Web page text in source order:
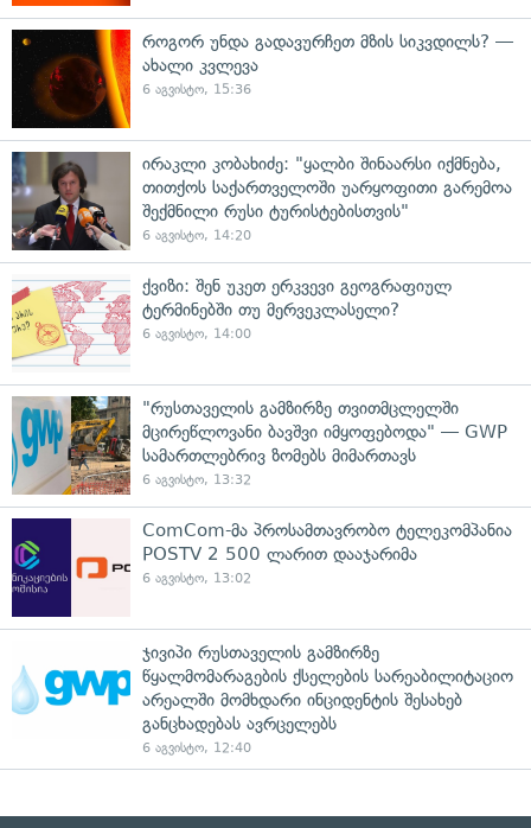
როგორ უნდა გადავურჩეთ მზის სიკვდილს? —
ახალი კვლევა
6 აგვისტო, 15:36
ირაკლი კობახიძე: "ყალბი შინაარსი იქმნება,
თითქოს საქართველოში უარყოფითი გარემოა
შექმნილი რუსი ტურისტებისთვის"
6 აგვისტო, 14:20
ქვიზი: შენ უკეთ ერკვევი გეოგრაფიულ
ტერმინებში თუ მერვეკლასელი?
6 აგვისტო, 14:00
"რუსთაველის გამზირზე თვითმცლელში
მცირეწლოვანი ბავშვი იმყოფებოდა" — GWP
სამართლებრივ ზომებს მიმართავს
6 აგვისტო, 13:32
ComCom-მა პროსამთავრობო ტელეკომპანია
POSTV 2 500 ლარით დააჯარიმა
6 აგვისტო, 13:02
ჯივიპი რუსთაველის გამზირზე
წყალმომარაგების ქსელების სარეაბილიტაციო
არეალში მომხდარი ინციდენტის შესახებ
განცხადებას ავრცელებს
6 აგვისტო, 12:40